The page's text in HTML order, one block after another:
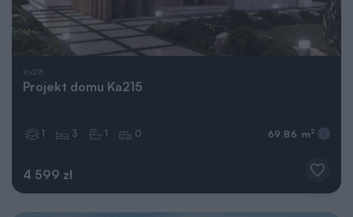
Ka215
Projekt domu Ka215
4 599 zł
1 3 1 0 69,86 m 2